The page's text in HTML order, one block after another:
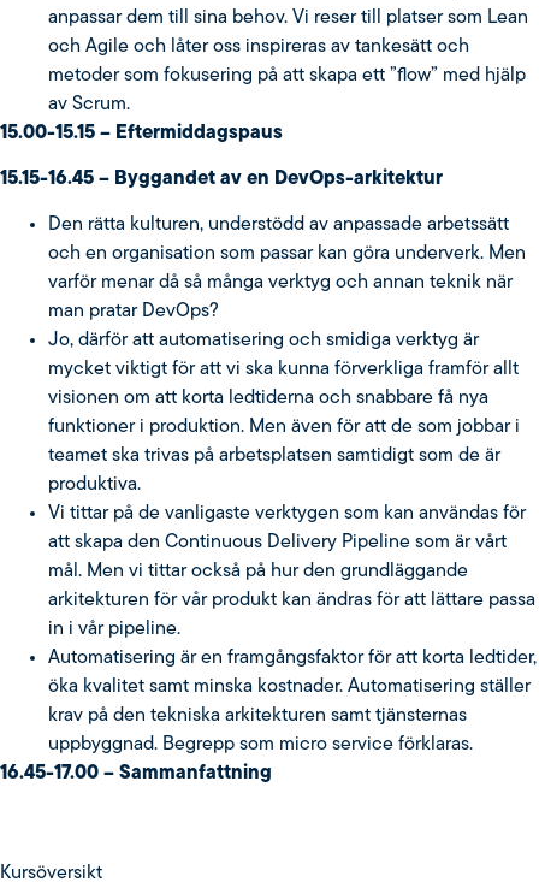
anpassar dem till sina behov. Vi reser till platser som Lean
och Agile och låter oss inspireras av tankesätt och
metoder som fokusering på att skapa ett ”flow” med hjälp
av Scrum.
15.00-15.15 – Eftermiddagspaus
15.15-16.45 – Byggandet av en DevOps-arkitektur
Den rätta kulturen, understödd av anpassade arbetssätt
och en organisation som passar kan göra underverk. Men
varför menar då så många verktyg och annan teknik när
man pratar DevOps?
Jo, därför att automatisering och smidiga verktyg är
mycket viktigt för att vi ska kunna förverkliga framför allt
visionen om att korta ledtiderna och snabbare få nya
funktioner i produktion. Men även för att de som jobbar i
teamet ska trivas på arbetsplatsen samtidigt som de är
produktiva.
Vi tittar på de vanligaste verktygen som kan användas för
att skapa den Continuous Delivery Pipeline som är vårt
mål. Men vi tittar också på hur den grundläggande
arkitekturen för vår produkt kan ändras för att lättare passa
in i vår pipeline.
Automatisering är en framgångsfaktor för att korta ledtider,
öka kvalitet samt minska kostnader. Automatisering ställer
krav på den tekniska arkitekturen samt tjänsternas
uppbyggnad. Begrepp som micro service förklaras.
16.45-17.00 – Sammanfattning
Kursöversikt